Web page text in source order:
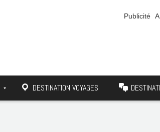
Publicité
DESTINATION VOYAGES